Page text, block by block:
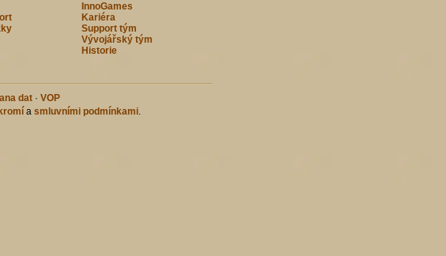
InnoGames
Kariéra
Support tým
Vývojářský tým
Historie
dat · VOP
a smluvními podmínkami.